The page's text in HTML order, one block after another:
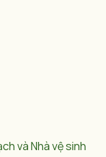
và Nhà vệ sinh